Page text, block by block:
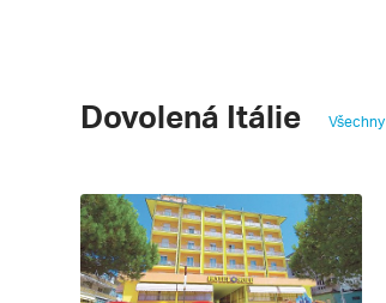
Dovolená Itálie Všechny